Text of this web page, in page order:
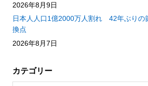
2026年8月9日
日本人人口1億2000万人割れ 42年ぶりの
換点
2026年8月7日
カテゴリー